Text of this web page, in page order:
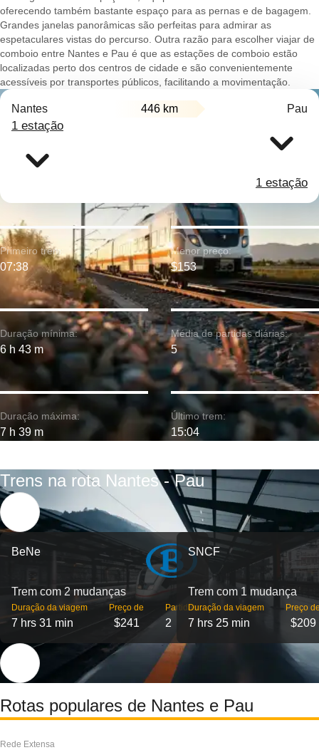
oferecendo também bastante espaço para as pernas e de bagagem.
Grandes janelas panorâmicas são perfeitas para admirar as
espetaculares vistas do percurso. Outra razão para escolher viajar de
comboio entre Nantes e Pau é que as estações de comboio estão
localizadas perto dos centros de cidade e são convenientemente
acessíveis por transportes públicos, facilitando a movimentação.
Nantes 446 km Pau
1 estação
1 estação
Duração mínima:
6 h 43 m
Primeiro trem:
07:38
Duração máxima:
7 h 39 m
Menor preço:
$153
Média de partidas diárias:
5
Último trem:
15:04
Trens na rota Nantes - Pau
BeNe
Trem com 2 mudanças
Duração da viagem
7 hrs 31 min
Preço de
$241
Partidas
2
SNCF
Trem com 1 mudança
Duração da viagem
7 hrs 25 min
Preço
$209
Rotas populares de Nantes e Pau
Rede Extensa